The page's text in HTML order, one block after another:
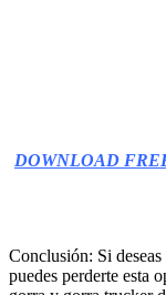
DOWNLOAD
Conclusión: Si
puedes perderte esta